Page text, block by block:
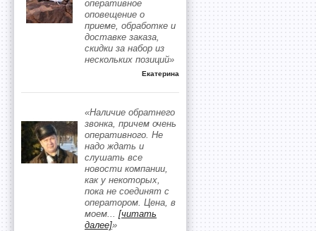
оперативное
оповещение о
приеме, обработке и
доставке заказа,
скидки за набор из
нескольких позиций»
Екатерина
«Наличие обратнего
звонка, причем очень
оперативного. Не
надо ждать и
слушать все
новости компании,
как у некоторых,
пока не соединят с
оператором. Цена, в
моем... [читать
далее]»